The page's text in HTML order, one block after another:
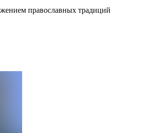
православных традиций